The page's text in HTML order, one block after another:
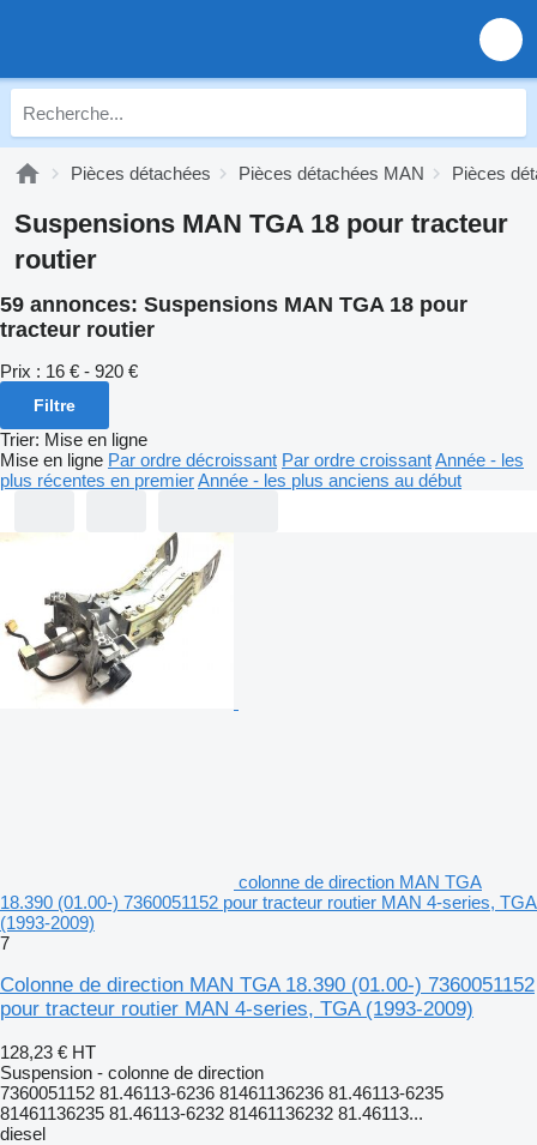
Pièces détachées Pièces détachées MAN Pièces
Suspensions MAN TGA 18 pour tracteur
routier
59 annonces: Suspensions MAN TGA 18 pour
tracteur routier
Prix : 16 € - 920 €
Filtre
Trier: Mise en ligne
Mise en ligne Par ordre décroissant Par ordre croissantAnnée - les
plus récentes en premierAnnée - les plus anciens au début
colonne de direction MAN TGA
18.390 (01.00-) 7360051152 pour tracteur routier MAN 4-series, TGA
(1993-2009)
7
Colonne de direction MAN TGA 18.390 (01.00-) 7360051152
pour tracteur routier MAN 4-series, TGA (1993-2009)
128,23 € HT
Suspension - colonne de direction
7360051152 81.46113-6236 81461136236 81.46113-6235
81461136235 81.46113-6232 81461136232 81.46113...
diesel